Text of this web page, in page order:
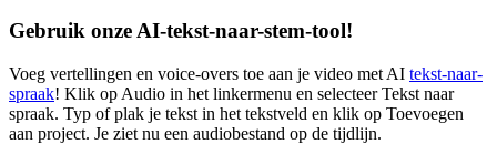
Gebruik onze AI-tekst-naar-stem-tool!
Voeg vertellingen en voice-overs toe aan je video met AI tekst-naar-
spraak! Klik op Audio in het linkermenu en selecteer Tekst naar
spraak. Typ of plak je tekst in het tekstveld en klik op Toevoegen
aan project. Je ziet nu een audiobestand op de tijdlijn.